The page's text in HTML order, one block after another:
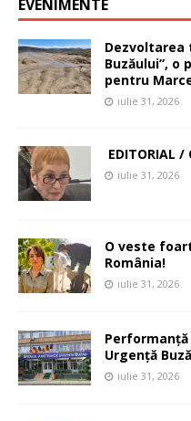
EVENIMENTE
Dezvoltarea
Buzăului”, o
pentru
iulie 31, 2026
EDITORIAL /
iulie 31, 2026
O veste
România!
iulie 31, 2026
Performanță
Urgență
iulie 31, 2026